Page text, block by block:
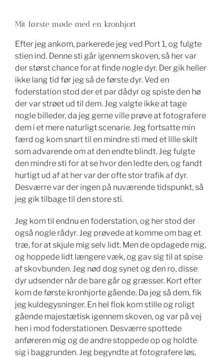
Mit første møde med en kronhjort
Efter jeg ankom, parkerede jeg ved Port 1, og fulgte
stien ind. Denne sti går igennem skoven, så her var
der størst chance for at finde nogle dyr. Der gik heller
ikke lang tid før jeg så de første dyr. Ved en
foderstation stod der et par dådyr og spiste den hø
der var strøet ud til dem. Jeg valgte ikke at tage
nogle billeder, da jeg gerne ville prøve at fotografere
dem i et mere naturligt scenarie. Jeg fortsatte min
færd og kom snart til en mindre sti med et lille skilt
som advarende om at den endte blindt. Jeg fulgte
den mindre sti for at se hvor den ledte den, og fandt
hurtigt ud af at her var der ofte stor trafik af dyr.
Desværre var der ingen på nuværende tidspunkt, så
jeg gik tilbage til den store sti.
Jeg kom til endnu en foderstation, og her stod der
også nogle rådyr. Jeg prøvede at komme om bag et
træ, for at skjule mig selv lidt. Men de opdagede mig,
og hoppede lidt længere væk, og gav sig til at spise
af skovbunden. Jeg nød dog synet og den ro, disse
dyr udsender når de bare går og græsser. Kort efter
kom de første kronhjorte gående. Da jeg så dem, fik
jeg kuldegysninger. En hel flok kom stille og roligt
gående majestætisk igennem skoven, og var på vej
hen i mod foderstationen. Desværre spottede
anføreren mig og de andre stoppede op og holdte
sig i baggrunden. Jeg begyndte at fotografere løs,